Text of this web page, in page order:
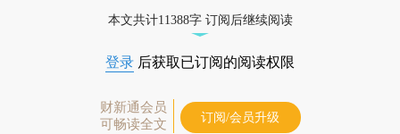
本文共计11388字 订阅后继续阅读
登录 后获取已订阅的阅读权限
财新通会员
可畅读全文
订阅/会员升级